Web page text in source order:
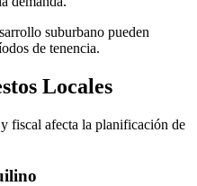
suburbano pueden
de tenencia.
Locales
fiscal afecta la planificación de